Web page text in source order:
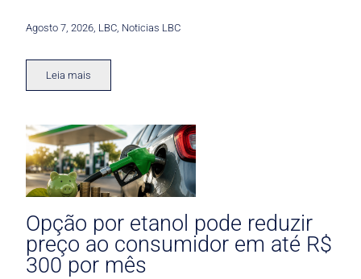
Agosto 7, 2026 LBC Noticias LBC
Leia mais
Opção por etanol pode reduzir
preço ao consumidor em até R$
300 por mês